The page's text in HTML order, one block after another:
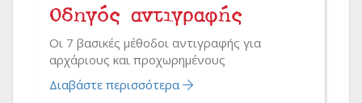
Οδηγός αντιγραφής
Οι 7 βασικές μέθοδοι αντιγραφής για
αρχάριους και προχωρημένους
Διαβάστε περισσότερα